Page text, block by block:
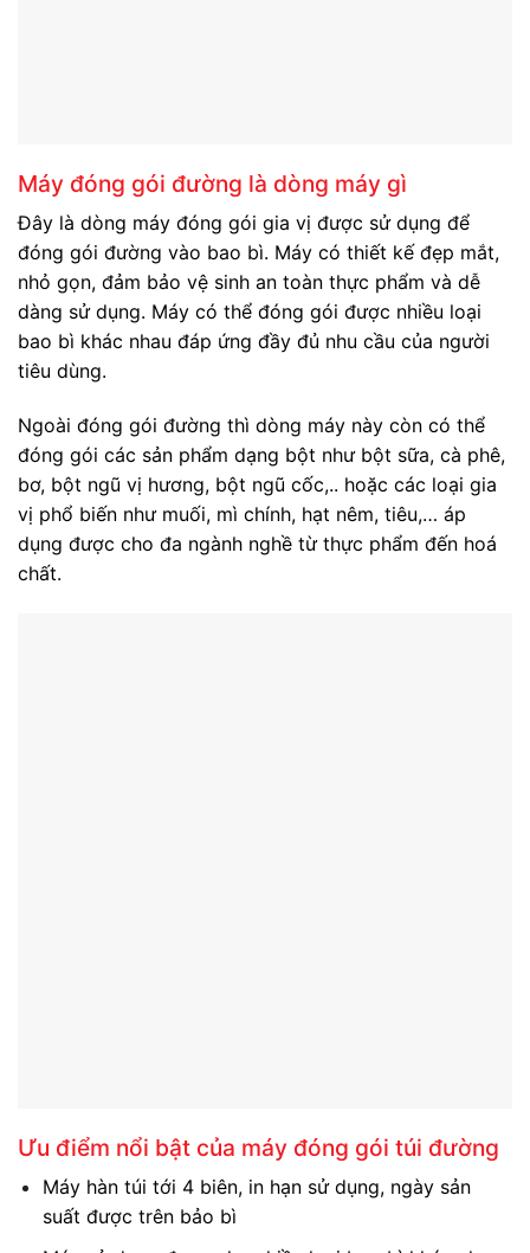
Máy đóng gói đường là dòng máy gì
Đây là dòng máy đóng gói gia vị được sử dụng để
đóng gói đường vào bao bì. Máy có thiết kế đẹp mắt,
nhỏ gọn, đảm bảo vệ sinh an toàn thực phẩm và dễ
dàng sử dụng. Máy có thể đóng gói được nhiều loại
bao bì khác nhau đáp ứng đầy đủ nhu cầu của người
tiêu dùng.
Ngoài đóng gói đường thì dòng máy này còn có thể
đóng gói các sản phẩm dạng bột như bột sữa, cà phê,
bơ, bột ngũ vị hương, bột ngũ cốc,.. hoặc các loại gia
vị phổ biến như muối, mì chính, hạt nêm, tiêu,… áp
dụng được cho đa ngành nghề từ thực phẩm đến hoá
chất.
Ưu điểm nổi bật của máy đóng gói túi đường
Máy hàn túi tới 4 biên, in hạn sử dụng, ngày sản
suất được trên bảo bì